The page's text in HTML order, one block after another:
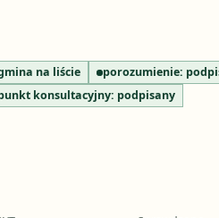
na liście porozumienie:
konsultacyjny: podpisany